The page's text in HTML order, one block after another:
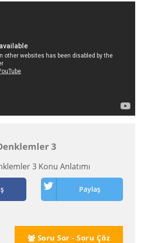
3
3 Konu Anlatımı
Paylaş
Soru Sor - Soru Çöz